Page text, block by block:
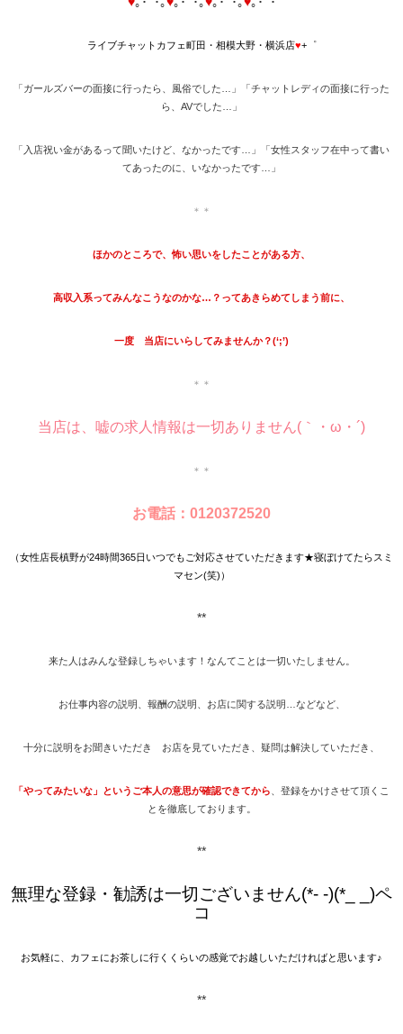
ライブチャットカフェ町田・相模大野・横浜店♥+゜
「ガールズバーの面接に行ったら、風俗でした…」
「チャットレディの面接に行った
ら、AVでした…」
「入店祝い金があるって聞いたけど、なかったです…」
「女性スタッフ在中って書い
てあったのに、いなかったです…」
＊＊
ほかのところで、怖い思いをしたことがある方、
高収入系ってみんなこうなのかな…？ってあきらめてしまう前に、
一度 当店にいらしてみませんか？(‘;’)
＊＊
当店は、嘘の求人情報は一切ありません(｀・ω・´)
＊＊
お電話：0120372520
（女性店長槙野が24時間365日いつでもご対応させていただきます★寝ぼけてたらスミ
マセン(笑)）
**
来た人はみんな登録しちゃいます！なんてことは一切いたしません。
お仕事内容の説明、報酬の説明、お店に関する説明…などなど、
十分に説明をお聞きいただき お店を見ていただき、疑問は解決していただき、
「やってみたいな」というご本人の意思が確認できてから 、登録をかけさせて頂くこ
とを徹底しております。
**
無理な登録・勧誘は一切ございません(*- -)(*_ _)ペ
コ
お気軽に、カフェにお茶しに行くくらいの感覚でお越しいただければと思います♪
**